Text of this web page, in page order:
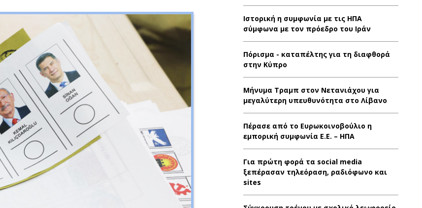
Ιστορική η συμφωνία με τις ΗΠΑ
σύμφωνα με τον πρόεδρο του Ιράν
Πόρισμα - καταπέλτης για τη διαφθορά
στην Κύπρο
Μήνυμα Τραμπ στον Νετανιάχου για
μεγαλύτερη υπευθυνότητα στο Λίβανο
Πέρασε από το Ευρωκοινοβούλιο η
εμπορική συμφωνία Ε.Ε. – ΗΠΑ
Για πρώτη φορά τα social media
ξεπέρασαν τηλεόραση, ραδιόφωνο και
sites